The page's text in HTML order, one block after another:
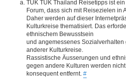
TUK TUK Thailand Reisetipps ist
Forum, dass sich mit Reisezielen in
Daher werden auf dieser
Kulturkreise thematisiert. Das
ethnischem Bewusstsein
und angemessenes
anderer Kulturkreise.
Rassistische Äusserungen und
gegen andere Kulturen werden
konsequent entfernt. #